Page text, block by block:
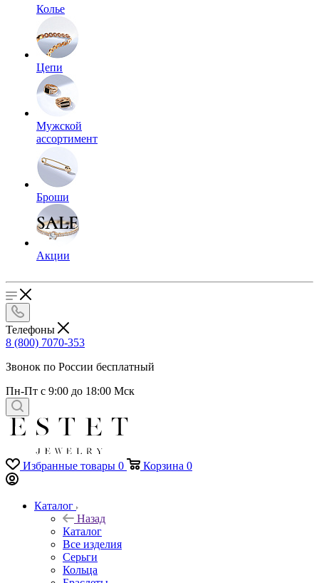
Колье
Цепи
Мужской
ассортимент
Броши
Акции
Телефоны
8 (800) 7070-353
Звонок по России бесплатный
Пн-Пт с 9:00 до 18:00 Мск
Избранные товары 0 Корзина 0
Каталог
Назад
Каталог
Все изделия
Серьги
Кольца